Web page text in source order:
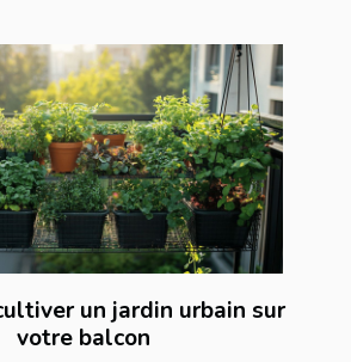
un jardin urbain sur
votre balcon